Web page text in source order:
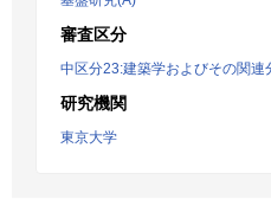
審査区分
中区分23:建築学およびその関連
研究機関
東京大学